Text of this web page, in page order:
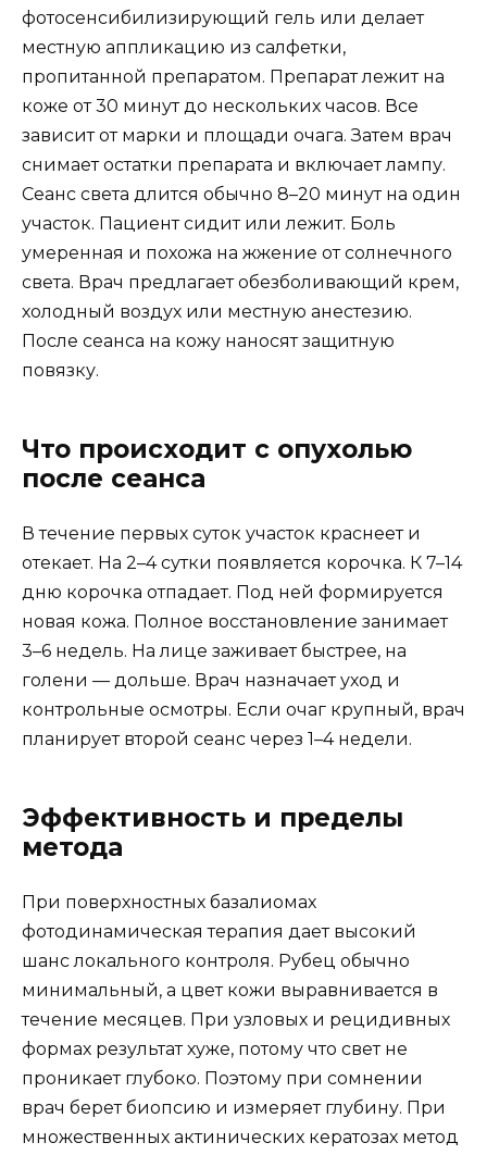
фотосенсибилизирующий гель или делает
местную аппликацию из салфетки,
пропитанной препаратом. Препарат лежит на
коже от 30 минут до нескольких часов. Все
зависит от марки и площади очага. Затем врач
снимает остатки препарата и включает лампу.
Сеанс света длится обычно 8–20 минут на один
участок. Пациент сидит или лежит. Боль
умеренная и похожа на жжение от солнечного
света. Врач предлагает обезболивающий крем,
холодный воздух или местную анестезию.
После сеанса на кожу наносят защитную
повязку.
Что происходит с опухолью
после сеанса
В течение первых суток участок краснеет и
отекает. На 2–4 сутки появляется корочка. К 7–14
дню корочка отпадает. Под ней формируется
новая кожа. Полное восстановление занимает
3–6 недель. На лице заживает быстрее, на
голени — дольше. Врач назначает уход и
контрольные осмотры. Если очаг крупный, врач
планирует второй сеанс через 1–4 недели.
Эффективность и пределы
метода
При поверхностных базалиомах
фотодинамическая терапия дает высокий
шанс локального контроля. Рубец обычно
минимальный, а цвет кожи выравнивается в
течение месяцев. При узловых и рецидивных
формах результат хуже, потому что свет не
проникает глубоко. Поэтому при сомнении
врач берет биопсию и измеряет глубину. При
множественных актинических кератозах метод